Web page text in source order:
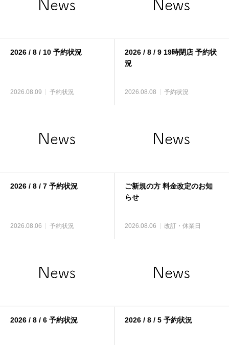
2026 / 8 / 10 予約状況
2026.08.09 予約状況
2026 / 8 / 9 19時閉店 予約状
況
2026.08.08 予約状況
2026 / 8 / 7 予約状況
2026.08.06 予約状況
ご新規の方 料金改定のお知
らせ
2026.08.06 改訂・休業日
2026 / 8 / 6 予約状況 2026 / 8 / 5 予約状況